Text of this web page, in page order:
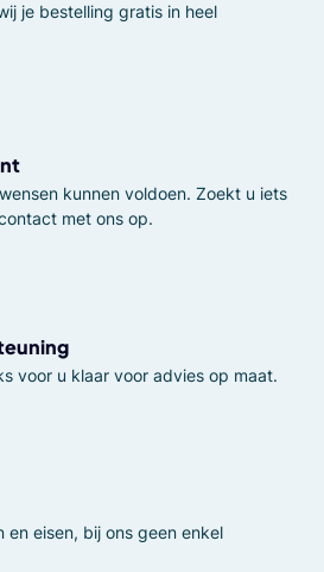
je bestelling gratis in heel
kunnen voldoen. Zoekt u iets
met ons op.
voor u klaar voor advies op maat.
en eisen, bij ons geen enkel